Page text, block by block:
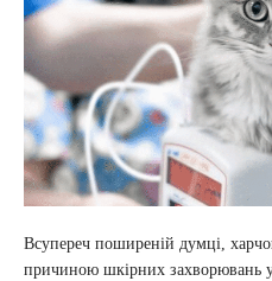
Всупереч поширеній думці,
причиною шкірних захворювань